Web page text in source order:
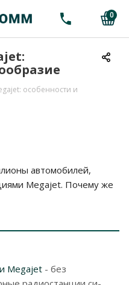
0
особенности и
автомобилей,
Megajet. Почему же
Megajet - без